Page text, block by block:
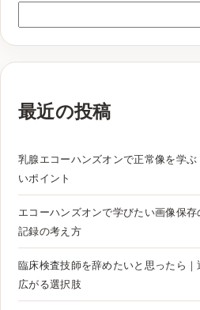
最近の投稿
乳腺エコーハンズオンで正常像を学
いポイント
エコーハンズオンで学びたい画像保
記録の考え方
臨床検査技師を辞めたいと思ったら
広がる選択肢